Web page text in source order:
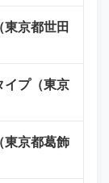
京都世田
プ（東京
京都葛飾